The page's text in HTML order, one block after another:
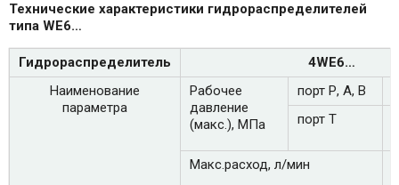
Технические характеристики гидрораспределителей
типа WE6…
Гидрораспределитель
4WE6…
Наименование
параметра
Рабочее
давление
(макс.), МПа
порт Р, А, В
порт Т
Макс.расход, л/мин